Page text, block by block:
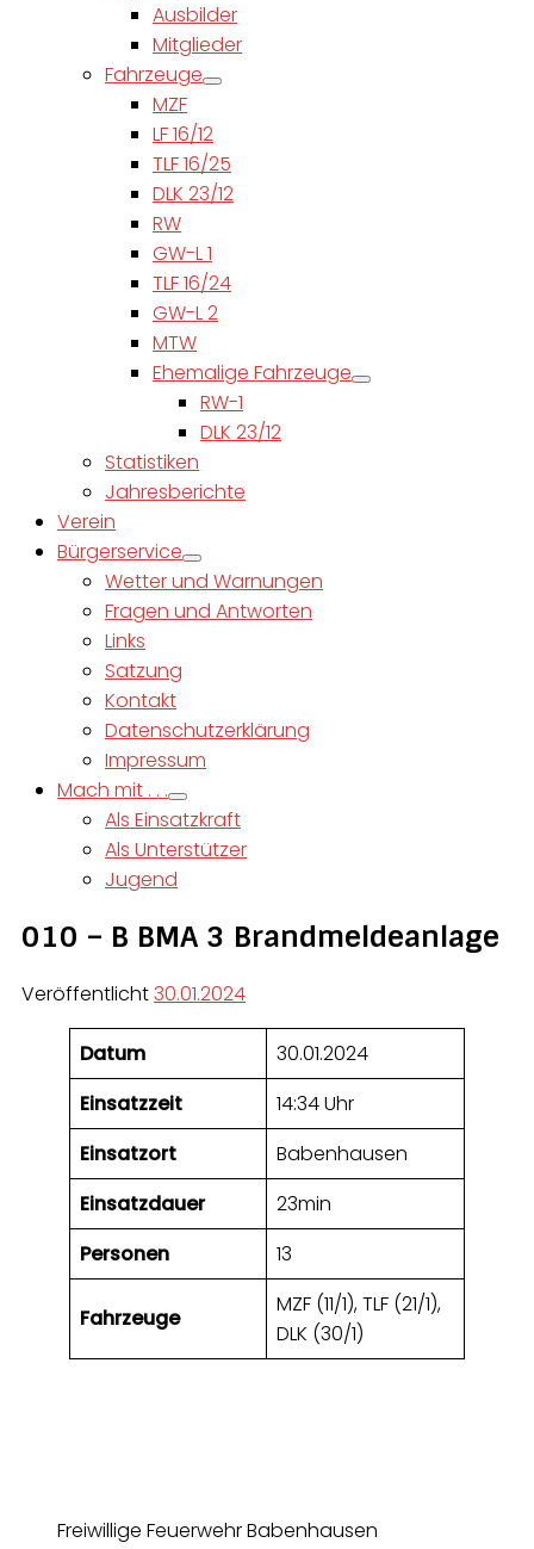
Ausbilder
Mitglieder
Fahrzeuge
MZF
LF 16/12
TLF 16/25
DLK 23/12
RW
GW-L 1
TLF 16/24
GW-L 2
MTW
Ehemalige Fahrzeuge
RW-1
DLK 23/12
Statistiken
Jahresberichte
Verein
Bürgerservice
Wetter und Warnungen
Fragen und Antworten
Links
Satzung
Kontakt
Datenschutzerklärung
Impressum
Mach mit . . .
Als Einsatzkraft
Als Unterstützer
Jugend
010 – B BMA 3 Brandmeldeanlage
Veröffentlicht30.01.2024
Datum
30.01.2024
Einsatzzeit
14:34 Uhr
Einsatzort
Babenhausen
Einsatzdauer
23min
Personen
13
Fahrzeuge
MZF (11/1), TLF (21/1),
DLK (30/1)
Freiwillige Feuerwehr Babenhausen